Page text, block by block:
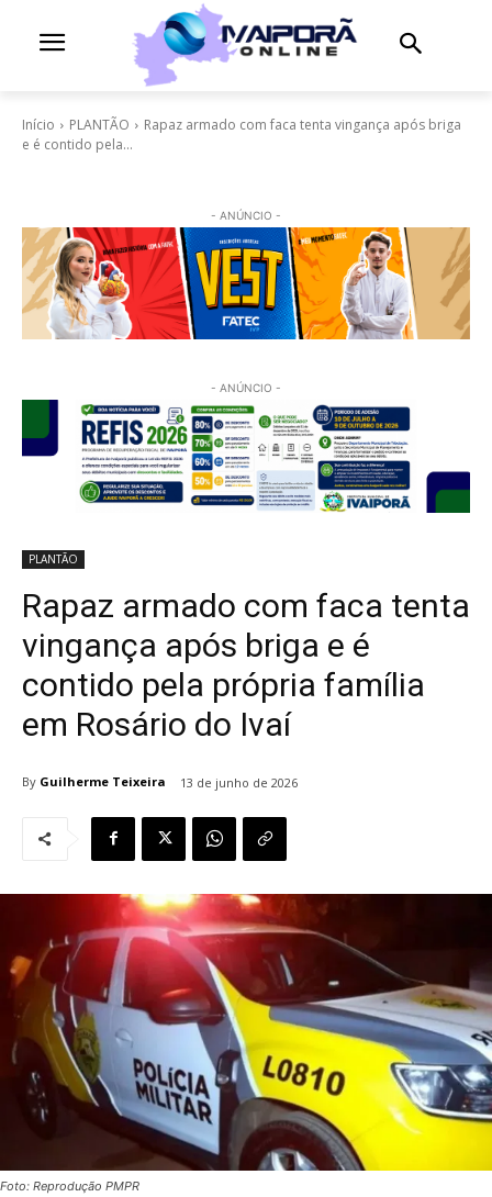
Início PLANTÃO
Rapaz armado com faca tenta vingança após briga
e é contido pela...
- ANÚNCIO -
- ANÚNCIO -
PLANTÃO
Rapaz armado com faca tenta
vingança após briga e é
contido pela própria família
em Rosário do Ivaí
By Guilherme Teixeira 13 de junho de 2026
Foto: Reprodução PMPR